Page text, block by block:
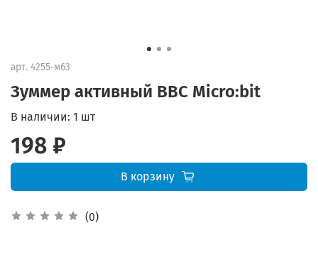
арт. 4255-м63
Зуммер активный BBC Micro:bit
(0)
В наличии: 1 шт
198 ₽
В корзину